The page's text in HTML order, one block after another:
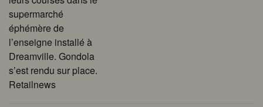
supermarché
éphémère de
l’enseigne installé à
Dreamville. Gondola
s’est rendu sur place.
Retailnews